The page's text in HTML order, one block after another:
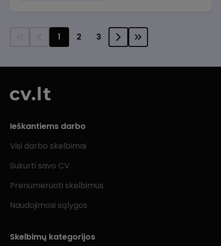
1 2 3
Ieškantiems darbo
Visi darbo skelbimai
Sukurti savo CV
Prenumeruoti skelbimus
Naudojimosi sąlygos
Skelbimų kategorijos